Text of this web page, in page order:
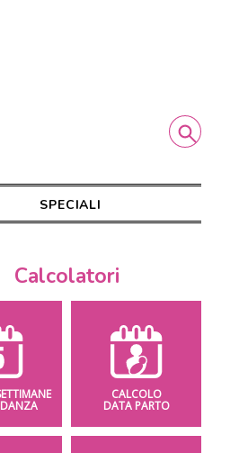
SPECIALI
Calcolatori
CALCOLO
DATA PARTO